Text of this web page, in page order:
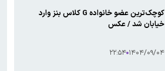
کوچک‌ترین عضو خانواده G کلاس بنز وارد
خیابان شد / عکس
۱۴۰۴/۰۹/۰۴ ۲۲:۵۴